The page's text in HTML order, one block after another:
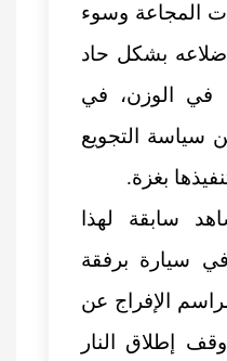
المجاعة وسوء
بشكل حاد
في الوزن، في
سياسة التجويع
بغزة.
سابقة لهذا
سيارة برفقة
الإفراج عن
إطلاق النار